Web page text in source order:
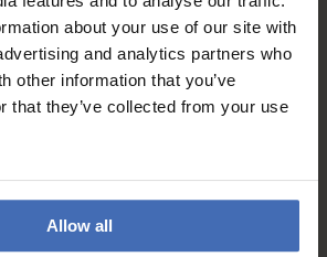
about your use of our site with
and analytics partners who
other information that you’ve
that they’ve collected from your use
Allow all
facture et paiement
(jusqu’à CHF
5'000.-)